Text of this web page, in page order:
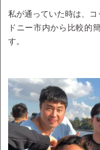
私が通っていた時は、
ドニー市内から比較的
す。